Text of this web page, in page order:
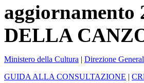
DELLA
Ministero della Cultura | Direzione
GUIDA ALLA CONSULTAZIONE |